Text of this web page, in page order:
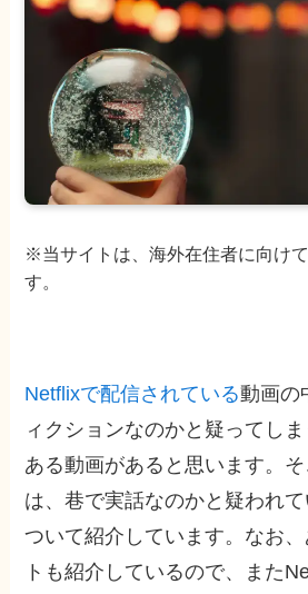
※当サイトは、海外在住者に向け
す。
Netflixで配信されている動画の
ィクションなのかと疑ってし
ある動画があると思います。
は、巷で実話なのかと疑われ
ついて紹介しています。なお
トも紹介しているので、また